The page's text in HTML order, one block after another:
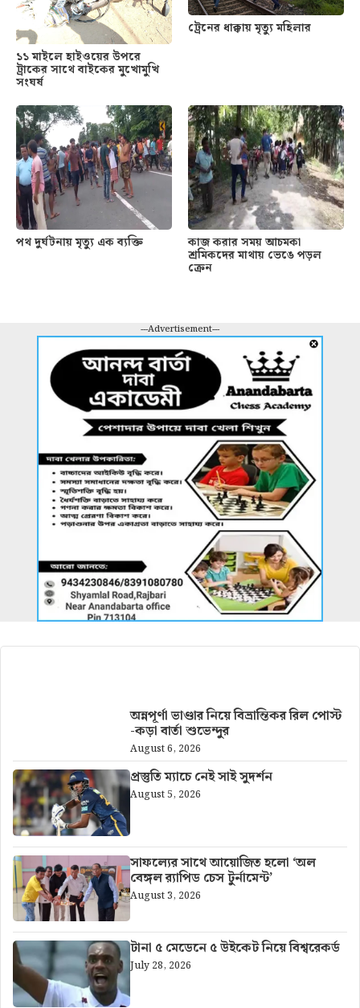
১১ মাইলে হাইওয়ের উপরে
ট্রাকের সাথে বাইকের মুখোমুখি
সংঘর্ষ
ট্রেনের ধাক্কায় মৃত্যু মহিলার
পথ দুর্ঘটনায় মৃত্যু এক ব্যক্তি কাজ করার সময় আচমকা
শ্রমিকদের মাথায় ভেঙে পড়ল
ক্রেন
---Advertisement---
অন্নপূর্ণা ভাণ্ডার নিয়ে বিভ্রান্তিকর রিল পোস্ট
-কড়া বার্তা শুভেন্দুর
August 6, 2026
প্রস্তুতি ম্যাচে নেই সাই সুদর্শন
August 5, 2026
সাফল্যের সাথে আয়োজিত হলো ‘অল
বেঙ্গল র‍্যাপিড চেস টুর্নামেন্ট’
August 3, 2026
টানা ৫ মেডেনে ৫ উইকেট নিয়ে বিশ্বরেকর্ড
July 28, 2026